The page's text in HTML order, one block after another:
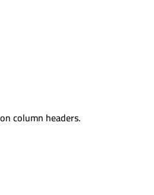
column headers.